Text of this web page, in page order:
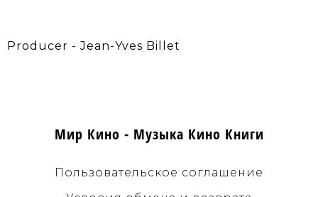
Producer - Jean-Yves Billet
Мир Кино - Музыка Кино Книги
Пользовательское соглашение